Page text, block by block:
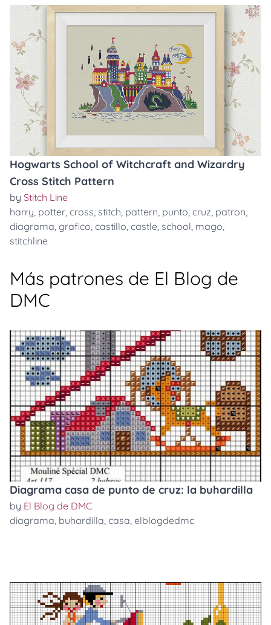
Hogwarts School of Witchcraft and Wizardry
Cross Stitch Pattern
by Stitch Line
harry, potter, cross, stitch, pattern, punto, cruz, patron,
diagrama, grafico, castillo, castle, school, mago,
stitchline
Más patrones de El Blog de
DMC
Diagrama casa de punto de cruz: la buhardilla
by El Blog de DMC
diagrama, buhardilla, casa, elblogdedmc